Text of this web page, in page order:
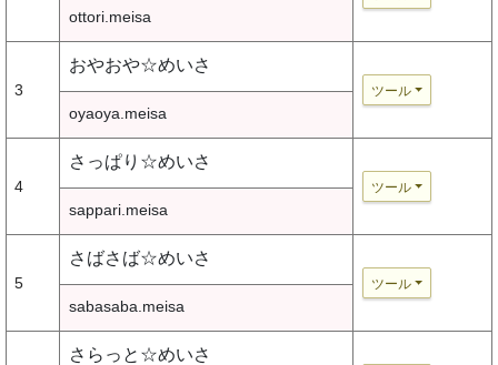
ottori.meisa
3
おやおや☆めいさ
ツール
oyaoya.meisa
4
さっぱり☆めいさ
ツール
sappari.meisa
5
さばさば☆めいさ
ツール
sabasaba.meisa
さらっと☆めいさ